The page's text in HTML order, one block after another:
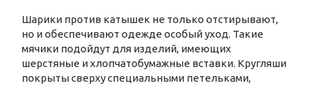
Шарики против катышек не только отстирывают,
но и обеспечивают одежде особый уход. Такие
мячики подойдут для изделий, имеющих
шерстяные и хлопчатобумажные вставки. Кругляши
покрыты сверху специальными петельками,